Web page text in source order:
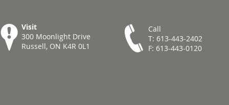
Visit
300 Moonlight Drive
Russell, ON K4R 0L1
Call
T: 613-443-2402
F: 613-443-0120